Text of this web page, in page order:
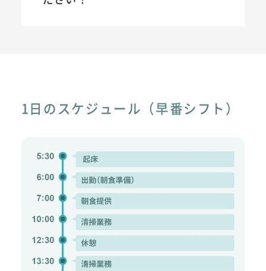
1日のスケジュール（早番シフト）